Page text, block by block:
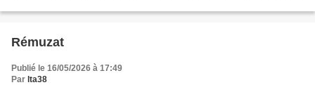
Rémuzat
Publié le 16/05/2026 à 17:49
Par lta38